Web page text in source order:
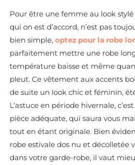
Pour être une femme au look
qui on est d’accord, n’est pas
bien simple, optez pour la robe
parfaitement mettre une robe
température baisse et même
pleut. Ce vêtement aux accents
de suite un look chic et féminin,
L’astuce en période hivernale,
pièce adéquate, qui saura vous
tout en étant originale. Bien
robe estivale dos nu et décolletée
dans votre garde-robe, il vaut